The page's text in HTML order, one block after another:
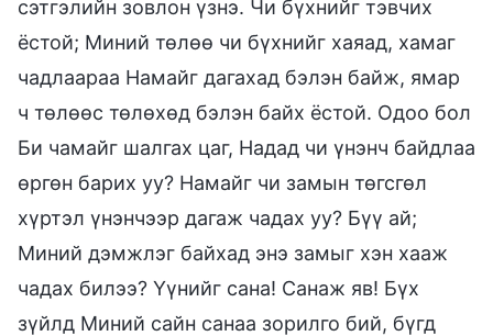
сэтгэлийн зовлон үзнэ. Чи бүхнийг тэвчих
ёстой; Миний төлөө чи бүхнийг хаяад, хамаг
чадлаараа Намайг дагахад бэлэн байж, ямар
ч төлөөс төлөхөд бэлэн байх ёстой. Одоо бол
Би чамайг шалгах цаг, Надад чи үнэнч байдлаа
өргөн барих уу? Намайг чи замын төгсгөл
хүртэл үнэнчээр дагаж чадах уу? Бүү ай;
Миний дэмжлэг байхад энэ замыг хэн хааж
чадах билээ? Үүнийг сана! Санаж яв! Бүх
зүйлд Миний сайн санаа зорилго бий, бүгд